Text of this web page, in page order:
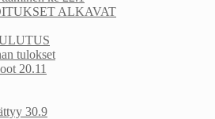
ALKAVAT
tulokset
20.11
30.9